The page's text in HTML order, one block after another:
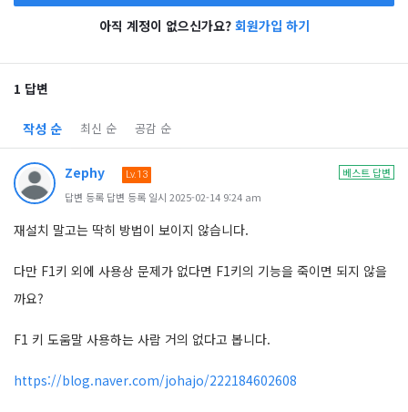
아직 계정이 없으신가요? 회원가입 하기
1 답변
작성 순 최신 순 공감 순
베스트 답변
Zephy Lv.13
답변 등록 답변 등록 일시 2025-02-14 9:24 am
재설치 말고는 딱히 방법이 보이지 않습니다.
다만 F1키 외에 사용상 문제가 없다면 F1키의 기능을 죽이면 되지 않을
까요?
F1 키 도움말 사용하는 사람 거의 없다고 봅니다.
https://blog.naver.com/johajo/222184602608